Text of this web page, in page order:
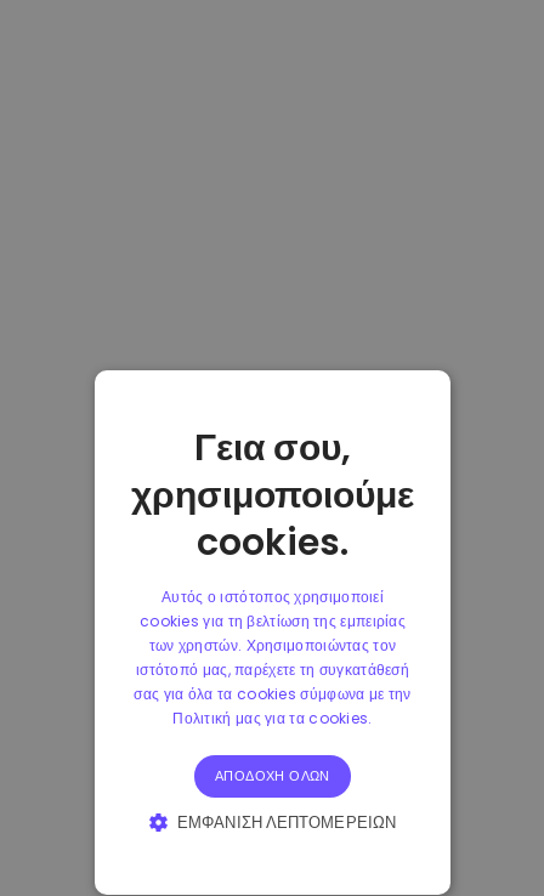
Γεια σου,
χρησιμοποιούμε
cookies.
Αυτός ο ιστότοπος χρησιμοποιεί
cookies για τη βελτίωση της εμπειρίας
των χρηστών. Χρησιμοποιώντας τον
ιστότοπό μας, παρέχετε τη συγκατάθεσή
σας για όλα τα cookies σύμφωνα με την
Πολιτική μας για τα cookies.
ΑΠΟΔΟΧΉ ΌΛΩΝ
ΕΜΦΆΝΙΣΗ ΛΕΠΤΟΜΕΡΕΙΏΝ